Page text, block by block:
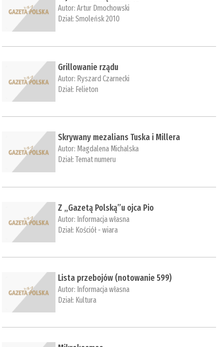
Autor:Artur Dmochowski
Dział:Smoleńsk 2010
Grillowanie rządu
Autor: Ryszard Czarnecki
Dział: Felieton
Skrywany mezalians Tuska i Millera
Autor: Magdalena Michalska
Dział:Temat numeru
Z „Gazetą Polską”u ojca Pio
Autor: Informacja własna
Dział: Kościół - wiara
Lista przebojów (notowanie 599)
Autor: Informacja własna
Dział: Kultura